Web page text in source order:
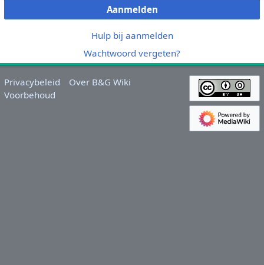
Aanmelden
Hulp bij aanmelden
Wachtwoord vergeten?
Privacybeleid
Over B&G Wiki
Voorbehoud